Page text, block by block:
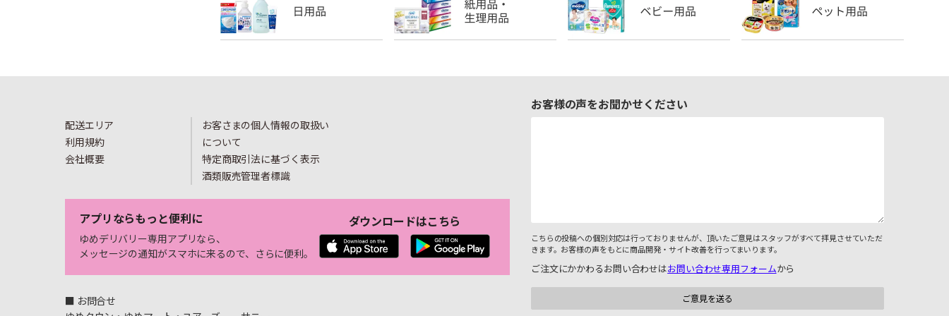
配送エリア
利用規約
会社概要
お客さまの個人情報の取扱い
について
特定商取引法に基づく表示
酒類販売管理者標識
アプリならもっと便利に
ゆめデリバリー専用アプリなら、
メッセージの通知がスマホに来るので、さらに便利。
ダウンロードはこちら
■ お問合せ
お客様の声をお聞かせください
こちらの投稿への個別対応は行っておりませんが、頂いたご意見はスタッフがすべて拝見させていただ
きます。お客様の声をもとに商品開発・サイト改善を行ってまいります。
ご注文にかかわるお問い合わせはお問い合わせ専用フォームから